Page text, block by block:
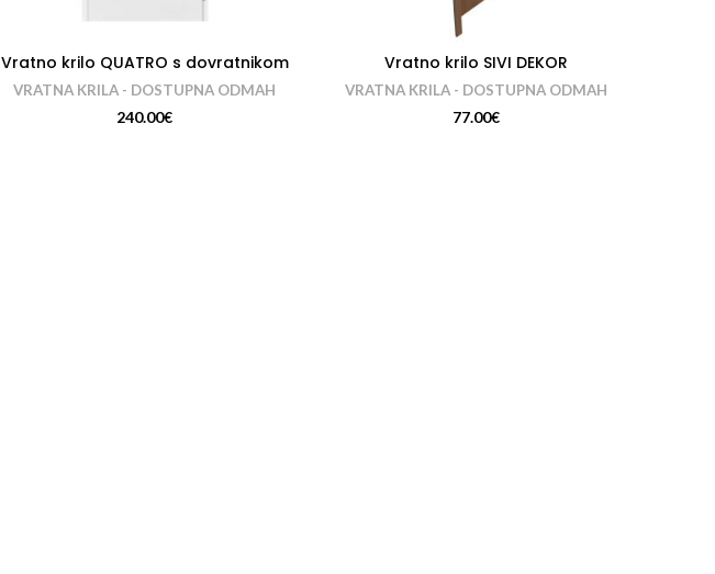
Vratno krilo QUATRO s dovratnikom
VRATNA KRILA - DOSTUPNA ODMAH
240.00€
Vratno krilo SIVI DEKOR
VRATNA KRILA - DOSTUPNA ODMAH
77.00€